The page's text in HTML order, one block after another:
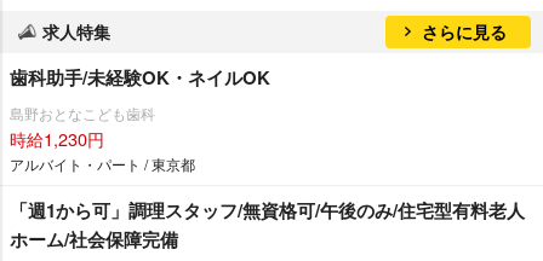
求人特集 さらに見る
歯科助手/未経験OK・ネイルOK
島野おとなこども歯科
時給1,230円
アルバイト・パート / 東京都
「週1から可」調理スタッフ/無資格可/午後のみ/住宅型有料老人
ホーム/社会保障完備